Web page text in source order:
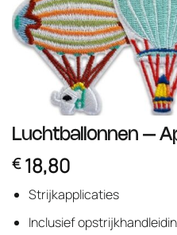
Luchtballonnen –
€18,80
Strijkapplicaties
Inclusief